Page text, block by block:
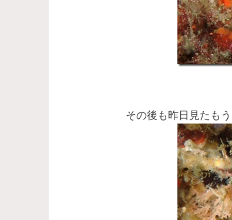
その後も昨日見たも